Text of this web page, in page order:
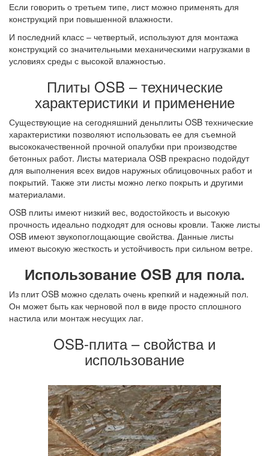
Если говорить о третьем типе, лист можно применять для
конструкций при повышенной влажности.
И последний класс – четвертый, используют для монтажа
конструкций со значительными механическими нагрузками в
условиях среды с высокой влажностью.
Плиты OSB – технические
характеристики и применение
Существующие на сегодняшний деньплиты OSB технические
характеристики позволяют использовать ее для съемной
высококачественной прочной опалубки при производстве
бетонных работ. Листы материала OSB прекрасно подойдут
для выполнения всех видов наружных облицовочных работ и
покрытий. Также эти листы можно легко покрыть и другими
материалами.
OSB плиты имеют низкий вес, водостойкость и высокую
прочность идеально подходят для основы кровли. Также листы
OSB имеют звукопоглощающие свойства. Данные листы
имеют высокую жесткость и устойчивость при сильном ветре.
Использование OSB для пола.
Из плит OSB можно сделать очень крепкий и надежный пол.
Он может быть как черновой пол в виде просто сплошного
настила или монтаж несущих лаг.
OSB-плита – свойства и
использование